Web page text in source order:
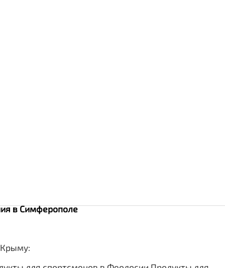
в Симферополе
Крыму: